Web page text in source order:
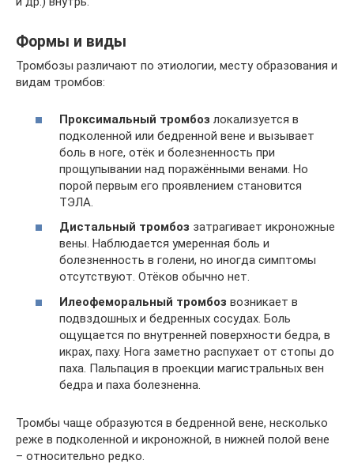
Формы и виды
Тромбозы различают по этиологии, месту образования и
видам тромбов:
Проксимальный тромбоз локализуется в
подколенной или бедренной вене и вызывает
боль в ноге, отёк и болезненность при
прощупывании над поражёнными венами. Но
порой первым его проявлением становится
ТЭЛА.
Дистальный тромбоз затрагивает икроножные
вены. Наблюдается умеренная боль и
болезненность в голени, но иногда симптомы
отсутствуют. Отёков обычно нет.
Илеофеморальный тромбоз возникает в
подвздошных и бедренных сосудах. Боль
ощущается по внутренней поверхности бедра, в
икрах, паху. Нога заметно распухает от стопы до
паха. Пальпация в проекции магистральных вен
бедра и паха болезненна.
Тромбы чаще образуются в бедренной вене, несколько
реже в подколенной и икроножной, в нижней полой вене
– относительно редко.